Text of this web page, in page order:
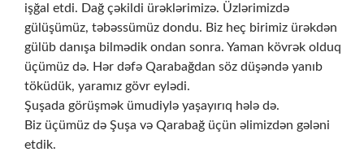
işğal etdi. Dağ çəkildi ürəklərimizə. Üzlərimizdə
gülüşümüz, təbəssümüz dondu. Biz heç birimiz ürəkdən
gülüb danışa bilmədik ondan sonra. Yaman kövrək olduq
üçümüz də. Hər dəfə Qarabağdan söz düşəndə yanıb
töküdük, yaramız gövr eylədi.
Şuşada görüşmək ümudiylə yaşayırıq hələ də.
Biz üçümüz də Şuşa və Qarabağ üçün əlimizdən gələni
etdik.